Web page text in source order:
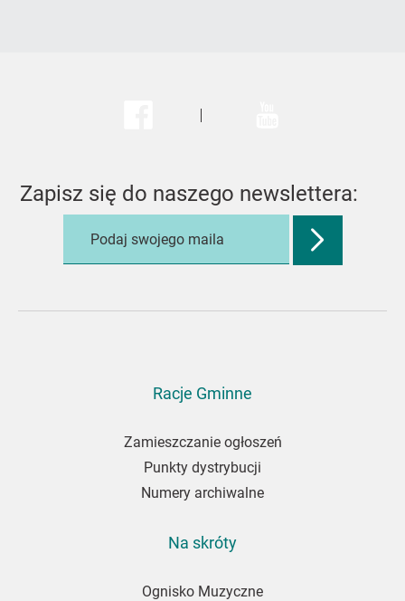
Zapisz się do naszego newslettera:
Racje Gminne
Zamieszczanie ogłoszeń
Punkty dystrybucji
Numery archiwalne
Na skróty
Ognisko Muzyczne